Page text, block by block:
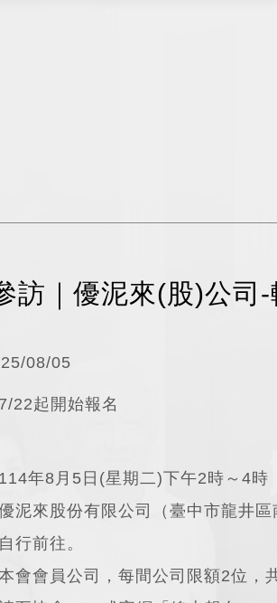
訪｜優泥來(股)公司
08/05
22起開始報名
年8月5日(星期二)下午2時～4時
泥來股份有限公司（臺中市龍井區
行前往。
會會員公司，每間公司限額2位，